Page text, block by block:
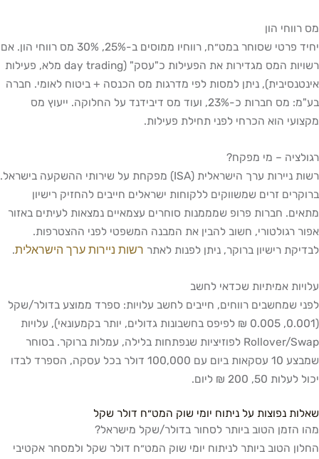
מס רווחי הון
יחיד פרטי שסוחר במט״ח, רווחיו ממוסים ב-25%, 30% מס רווחי הון. אם
רשויות המס מגדירות את הפעילות כ"עסק" (day trading מלא, פעילות
אינטנסיבית), ניתן למסות לפי מדרגות מס הכנסה + ביטוח לאומי. חברה
בע"מ: מס חברות כ-23%, ועוד מס דיבידנד על החלוקה. ייעוץ מס
מקצועי הוא הכרחי לפני תחילת פעילות.
רגולציה – מי מפקח?
רשות ניירות ערך הישראלית (ISA) מפקחת על שירותי ההשקעה בישראל.
ברוקרים זרים שמשווקים ללקוחות ישראלים חייבים להחזיק רישיון
מתאים. חברות פרופ שמממנות סוחרים עצמאיים נמצאות לעיתים באזור
אפור רגולטורי, חשוב להבין את המבנה המשפטי לפני ההצטרפות.
לבדיקת רישיון ברוקר, ניתן לפנות לאתר רשות ניירות ערך הישראלית.
עלויות אמיתיות שכדאי לחשב
לפני שמחשבים רווחים, חייבים לחשב עלויות: ספרד ממוצע בדולר/שקל
(0.001, 0.005 ₪ לפיפס בחשבונות גדולים, יותר בקמעונאי), עלויות
Rollover/Swap לפוזיציות שנפתחות בלילה, עמלות ברוקר. בסוחר
שמבצע 10 עסקאות ביום עם 100,000 דולר בכל עסקה, הספרד לבדו
יכול לעלות 50, 200 ₪ ליום.
שאלות נפוצות על ניתוח יומי שוק המט״ח דולר שקל
מהו הזמן הטוב ביותר לסחור בדולר/שקל מישראל?
החלון הטוב ביותר לניתוח יומי שוק המט״ח דולר שקל ולמסחר אקטיבי